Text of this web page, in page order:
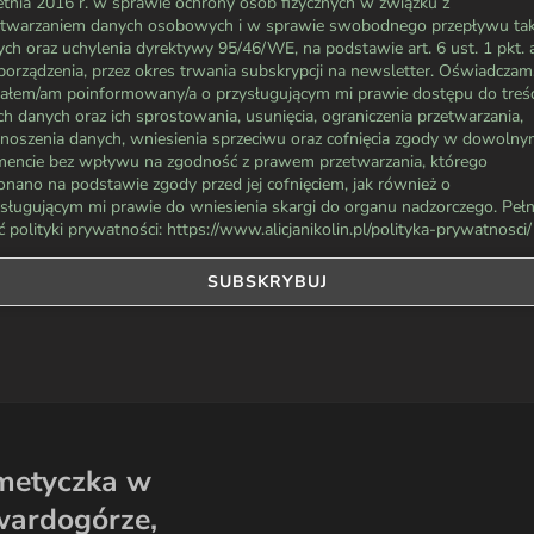
danych osobowych i w sprawie swobodnego przepływu
oraz uchylenia dyrektywy 95/46/WE, na podstawie art. 6 ust. 1 pkt.
przez okres trwania subskrypcji na newsletter.
am poinformowany/a o przysługującym mi prawie dostępu do
danych oraz ich sprostowania, usunięcia, ograniczenia przetwarzania,
danych, wniesienia sprzeciwu oraz cofnięcia zgody w
bez wpływu na zgodność z prawem przetwarzania, którego
na podstawie zgody przed jej cofnięciem, jak również o
mi prawie do wniesienia skargi do organu nadzorczego.
polityki prywatności: https://www.alicjanikolin.pl/polityka-prywatnosci/
w